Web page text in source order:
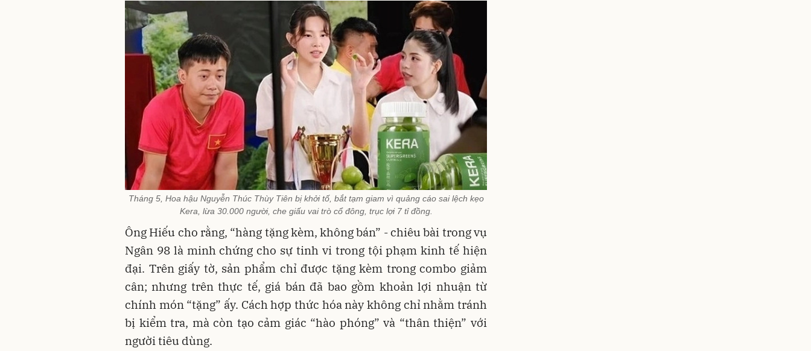
Tháng 5, Hoa hậu Nguyễn Thúc Thùy Tiên bị khởi tố, bắt tạm giam vì quảng cáo sai lệch kẹo
Kera, lừa 30.000 người, che giấu vai trò cổ đông, trục lợi 7 tỉ đồng.
Ông Hiếu cho rằng, “hàng tặng kèm, không bán” - chiêu bài trong vụ
Ngân 98 là minh chứng cho sự tinh vi trong tội phạm kinh tế hiện
đại. Trên giấy tờ, sản phẩm chỉ được tặng kèm trong combo giảm
cân; nhưng trên thực tế, giá bán đã bao gồm khoản lợi nhuận từ
chính món “tặng” ấy. Cách hợp thức hóa này không chỉ nhằm tránh
bị kiểm tra, mà còn tạo cảm giác “hào phóng” và “thân thiện” với
người tiêu dùng.